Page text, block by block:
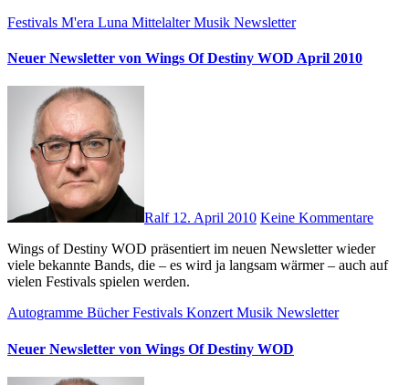
Festivals M'era Luna MittelalterMusik Newsletter
Neuer Newsletter von Wings Of Destiny WOD April 2010
Ralf 12. April 2010 Keine Kommentare
Wings of Destiny WOD präsentiert im neuen Newsletter wieder
viele bekannte Bands, die – es wird ja langsam wärmer – auch auf
vielen Festivals spielen werden.
Autogramme BücherFestivals KonzertMusik Newsletter
Neuer Newsletter von Wings Of Destiny WOD